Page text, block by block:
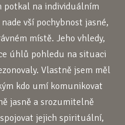
potkal na individuálním
vší pochybnost jasné,
místě. Jeho vhledy,
úhlů pohledu na situaci
Vlastně jsem měl
kdo umí komunikovat
jasně a srozumitelně
jejich spirituální,